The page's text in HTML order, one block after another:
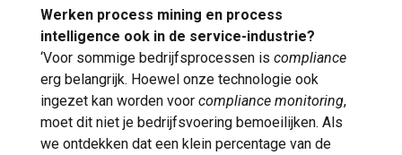
Werken process mining en process
intelligence ook in de service-industrie?
‘Voor sommige bedrijfsprocessen is compliance
erg belangrijk. Hoewel onze technologie ook
ingezet kan worden voor compliance monitoring,
moet dit niet je bedrijfsvoering bemoeilijken. Als
we ontdekken dat een klein percentage van de